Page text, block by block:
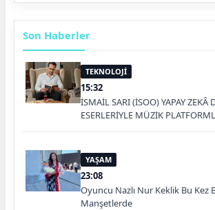
Son Haberler
TEKNOLOJİ
15:32
İSMAİL SARI (İSOO) YAPAY ZEKÂ
ESERLERİYLE MÜZİK
YAŞAM
23:08
Oyuncu Nazlı Nur Keklik Bu Kez
Manşetlerde